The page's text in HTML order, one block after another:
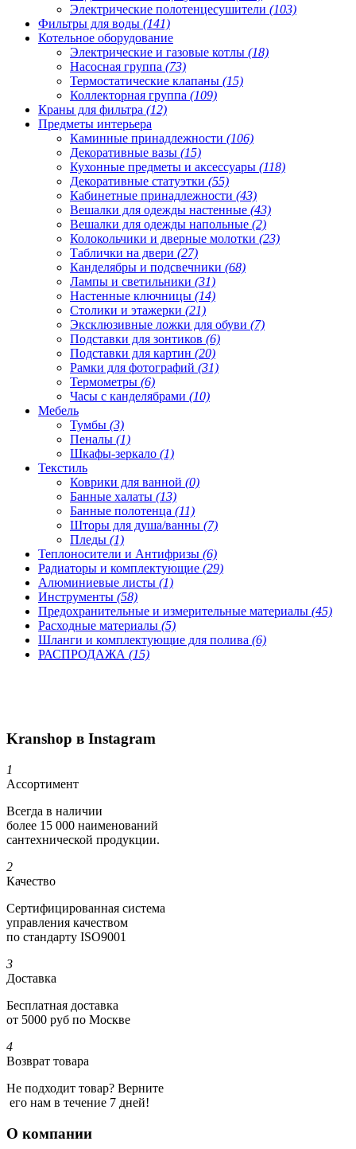
Электрические полотенцесушители (103)
Фильтры для воды (141)
Котельное оборудование
Электрические и газовые котлы (18)
Насосная группа (73)
Термостатические клапаны (15)
Коллекторная группа (109)
Краны для фильтра (12)
Предметы интерьера
Каминные принадлежности (106)
Декоративные вазы (15)
Кухонные предметы и аксессуары (118)
Декоративные статуэтки (55)
Кабинетные принадлежности (43)
Вешалки для одежды настенные (43)
Вешалки для одежды напольные (2)
Колокольчики и дверные молотки (23)
Таблички на двери (27)
Канделябры и подсвечники (68)
Лампы и светильники (31)
Настенные ключницы (14)
Столики и этажерки (21)
Эксклюзивные ложки для обуви (7)
Подставки для зонтиков (6)
Подставки для картин (20)
Рамки для фотографий (31)
Термометры (6)
Часы с канделябрами (10)
Мебель
Тумбы (3)
Пеналы (1)
Шкафы-зеркало (1)
Текстиль
Коврики для ванной (0)
Банные халаты (13)
Банные полотенца (11)
Шторы для душа/ванны (7)
Пледы (1)
Теплоносители и Антифризы (6)
Радиаторы и комплектующие (29)
Алюминиевые листы (1)
Инструменты (58)
Предохранительные и измерительные материалы (45)
Расходные материалы (5)
Шланги и комплектующие для полива (6)
РАСПРОДАЖА (15)
Kranshop в Instagram
1
Ассортимент
Всегда в наличии
более 15 000 наименований
сантехнической продукции.
2
Качество
Сертифициро­ванная система
управления качеством
по стандарту ISO9001
3
Доставка
Бесплатная доставка
от 5000 руб по Москве
4
Возврат товара
Не подходит товар? Верните
его нам в течение 7 дней!
О компании